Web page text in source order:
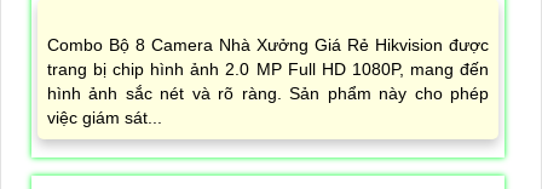
Combo Bộ 8 Camera Nhà Xưởng Giá Rẻ Hikvision được
trang bị chip hình ảnh 2.0 MP Full HD 1080P, mang đến
hình ảnh sắc nét và rõ ràng. Sản phẩm này cho phép
việc giám sát...